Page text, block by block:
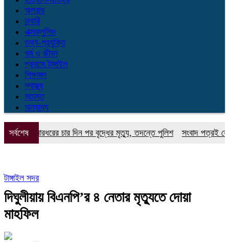
অপরাধ
চাকরি
এক্সক্লুসিভ
তথ্য-প্রযুক্তি
ধর্ম ও জীবন
প্রবাসে টাঙ্গাইল
শিক্ষাঙ্গন
স্বাস্থ্য
মতামত
অন্যান্য
সর্বশেষমারধরের চার দিন পর বৃদ্ধের মৃত্যু, তদন্তে পুলিশ সংবাদ পত্রই যে কোন
টাঙ্গাইল সদর
দিঘুলীয়ায় বিএনপি’র ৪ নেতার মৃত্যুতে দোয়া
মাহফিল